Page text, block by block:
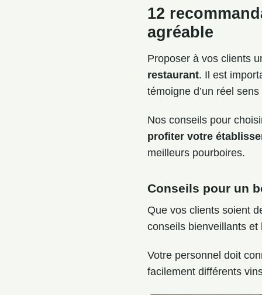
12
agréable
Proposer à vos clients
restaurant. Il est
témoigne d’un réel
Nos conseils pour
profiter votre
meilleurs pourboires.
Conseils pour un
Que vos clients soient
conseils bienveillants
Votre personnel doit
facilement différents